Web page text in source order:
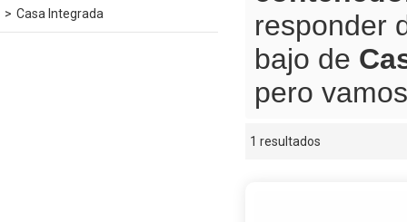
Casa Integrada
responder
bajo de
pero
1 resultados